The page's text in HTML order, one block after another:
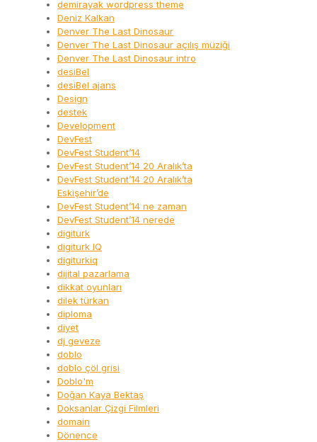
demirayak wordpress theme
Deniz Kalkan
Denver The Last Dinosaur
Denver The Last Dinosaur açılış müziği
Denver The Last Dinosaur intro
desiBel
desiBel ajans
Design
destek
Development
DevFest
DevFest Student’14
DevFest Student’14 20 Aralık’ta
DevFest Student’14 20 Aralık’ta
Eskişehir’de
DevFest Student’14 ne zaman
DevFest Student’14 nerede
digiturk
digiturk IQ
digiturkiq
dijital pazarlama
dikkat oyunları
dilek türkan
diploma
diyet
dj geveze
doblo
doblo çöl grisi
Doblo'm
Doğan Kaya Bektaş
Doksanlar Çizgi Filmleri
domain
Dönence